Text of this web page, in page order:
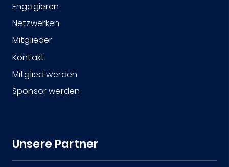
Engagieren
Netzwerken
Mitglieder
Kontakt
Mitglied werden
Sponsor werden
Unsere Partner